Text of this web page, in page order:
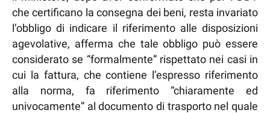
che certificano la consegna dei beni, resta invariato
l’obbligo di indicare il riferimento alle disposizioni
agevolative, afferma che tale obbligo può essere
considerato se “formalmente” rispettato nei casi in
cui la fattura, che contiene l’espresso riferimento
alla norma, fa riferimento “chiaramente ed
univocamente” al documento di trasporto nel quale